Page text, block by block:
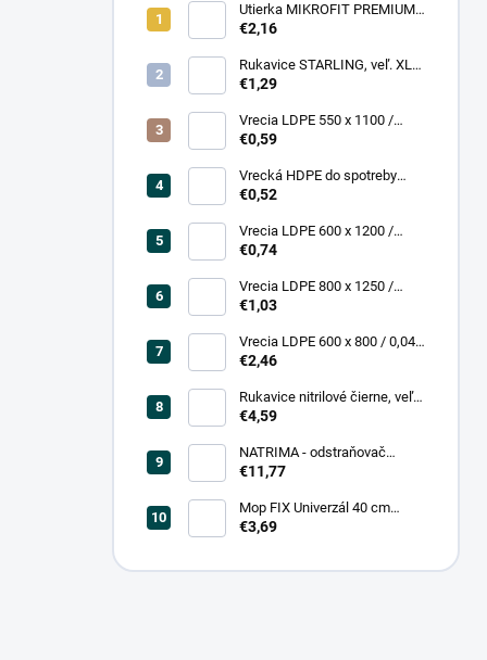
Utierka MIKROFIT PREMIUM
920 40x40 cm, 305 gr./m2
€2,16
Rukavice STARLING, veľ. XL
(12 pár = bal)
€1,29
Vrecia LDPE 550 x 1100 /
0,13,1A, číra
€0,59
Vrecká HDPE do spotreby
300x400/0,007, číre, (50 ks =
€0,52
Vrecia LDPE 600 x 1200 /
0,200, transparent (25 ks)
€0,74
Vrecia LDPE 800 x 1250 /
0,20, čierna (25 ks = bal)
€1,03
Vrecia LDPE 600 x 800 / 0,04,
biele (25 ks = rol)
€2,46
Rukavice nitrilové čierne, veľ.
L (100 ks = box)
€4,59
NATRIMA - odstraňovač
starých náterov (0,75 L = bal)
€11,77
Mop FIX Univerzál 40 cm
bavlnený Fmix
€3,69